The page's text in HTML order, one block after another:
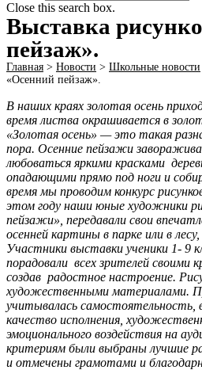
Close this search box.
Выставка
пейзаж».
Главная > Новости > Школьные новости
«Осенний пейзаж».
В наших краях золотая осень
время листва окрашивается в
«Золотая осень» — это такая
пора. Осенние пейзажи
любоваться яркими красками
опадающими прямо под ноги и
время мы проводим конкурс
этом году наши юные художники
пейзажи», передавали свои
осенней картины в парке или в лесу,
Участники выставки ученики 1- 9
порадовали всех зрителей своими
создав радостное настроение.
художественными материалами.
учитывалась самостоятельность,
качество исполнения,
эмоционального воздействия на
критериям были выбраны лучшие
и отмечены грамотами и